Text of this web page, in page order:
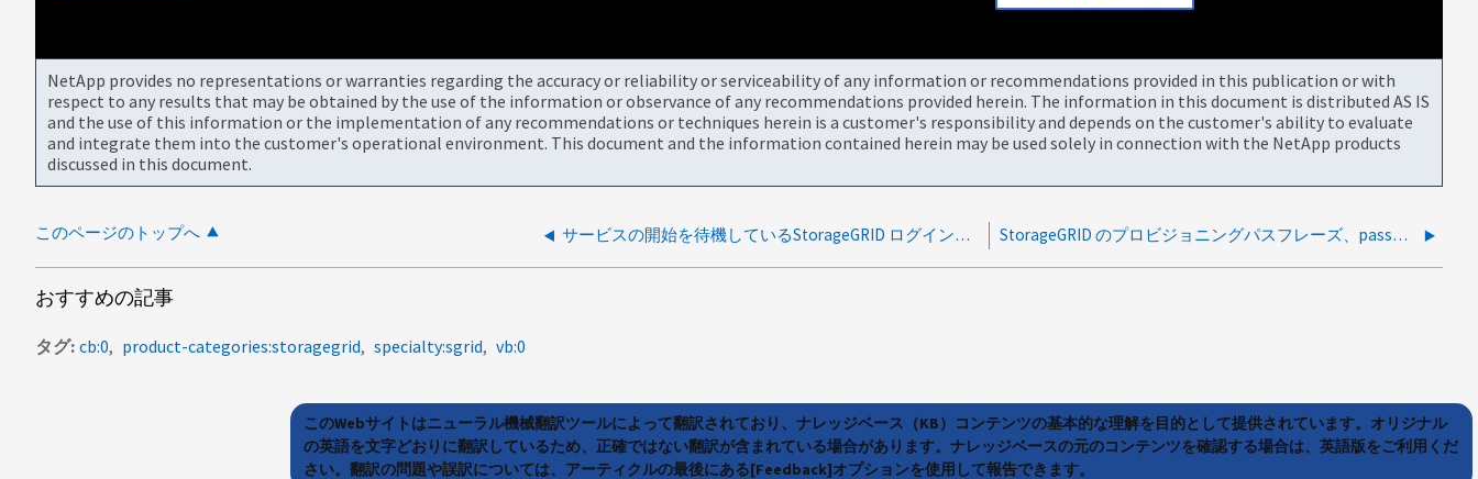
NetApp provides no representations or warranties regarding the accuracy or reliability or serviceability of any information or recommendations provided in this publication or with
respect to any results that may be obtained by the use of the information or observance of any recommendations provided herein. The information in this document is distributed AS IS
and the use of this information or the implementation of any recommendations or techniques herein is a customer's responsibility and depends on the customer's ability to evaluate
and integrate them into the customer's operational environment. This document and the information contained herein may be used solely in connection with the NetApp products
discussed in this document.
このページのトップへ サービスの開始を待機しているStorageGRID ログインレポート StorageGRID のプロビジョニングパスフレーズ、password.txt、および GUI パスワードを紛失した場合
おすすめの記事
タグ cb:0 product-categories:storagegrid specialty:sgrid vb:0
このWebサイトはニューラル機械翻訳ツールによって翻訳されており、ナレッジベース（KB）コンテンツの基本的な理解を目的として提供されています。オリジナル
の英語を文字どおりに翻訳しているため、正確ではない翻訳が含まれている場合があります。ナレッジベースの元のコンテンツを確認する場合は、英語版をご利用くだ
さい。翻訳の問題や誤訳については、アーティクルの最後にある[Feedback]オプションを使用して報告できます。